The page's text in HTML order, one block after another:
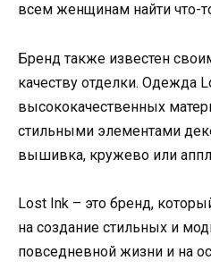
всем женщинам найти что-
Бренд также известен
качеству отделки. Одежда
высококачественных
стильными элементами
вышивка, кружево или
Lost Ink – это бренд,
на создание стильных и
повседневной жизни и на